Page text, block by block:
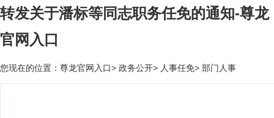
转发关于潘标等同志职务任免的通知-尊龙
官网入口
您现在的位置： 尊龙官网入口> 政务公开> 人事任免> 部门人事